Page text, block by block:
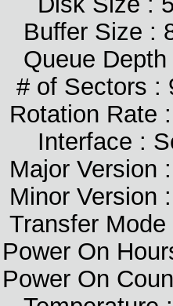
Buffer Size :
Queue Depth
# of Sectors :
Rotation Rate
Interface :
Major Version
Minor Version
Transfer Mode
Power On
Power On